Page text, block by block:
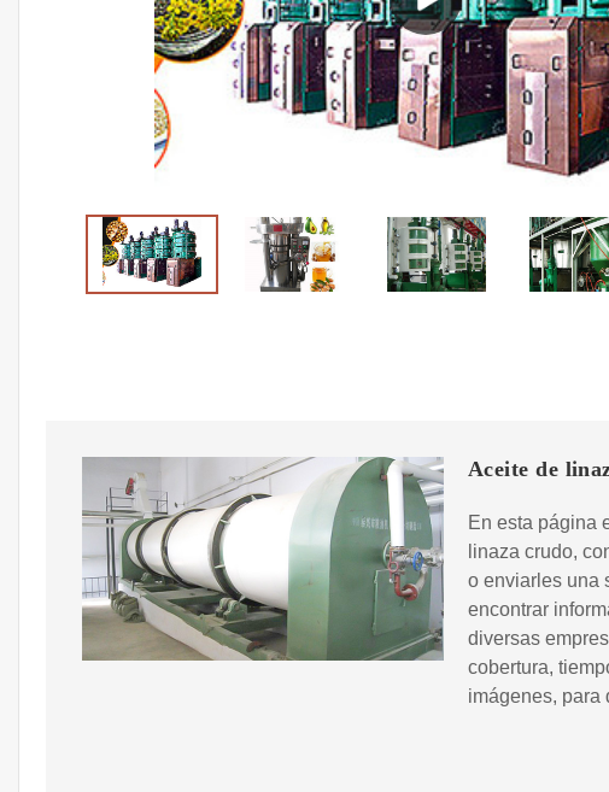
Aceite de
En esta página
linaza crudo,
o enviarles una
encontrar
diversas
cobertura,
imágenes, para